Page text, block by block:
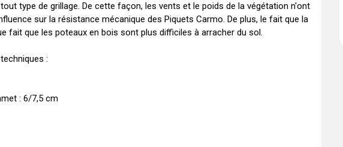
type de grillage. De cette façon, les vents et le poids de la végétation n'ont
sur la résistance mécanique des Piquets Carmo. De plus, le fait que la
fait que les poteaux en bois sont plus difficiles à arracher du sol.
:
: 6/7,5 cm